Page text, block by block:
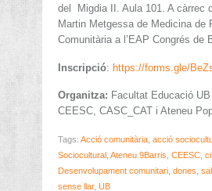
del Migdia II. Aula 101. A càrrec
Martin Metgessa de Medicina de
Comunitària a l’EAP Congrés de
Inscripció: https://forms.gle/
Organitza: Facultat Educació
CEESC, CASC_CAT i Ateneu
Tags: Acció comunitària acció
Sociocultural Ateneu 9Barris CEESC
Desenvolupament comunitari dones
sense llar, UB